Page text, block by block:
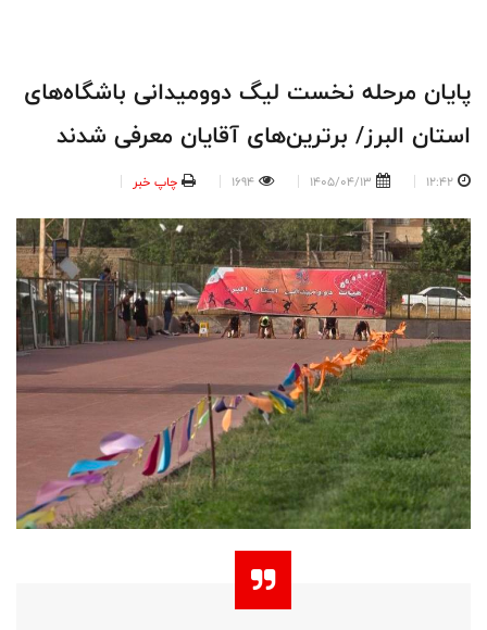
-
پایان مرحله نخست لیگ دوومیدانی باشگاه‌های
استان البرز/ برترین‌های آقایان معرفی شدند
12:42
1405/04/13
1694 چاپ خبر